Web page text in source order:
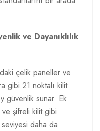
ve Dayanıklılık
çelik paneller ve
gibi 21 noktalı kilit
güvenlik sunar. Ek
ve şifreli kilit gibi
daha da